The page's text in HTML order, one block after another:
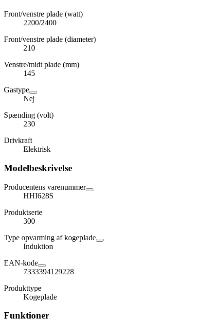
Front/venstre plade (watt)
2200/2400
Front/venstre plade (diameter)
210
Venstre/midt plade (mm)
145
Gastype
Nej
Spænding (volt)
230
Drivkraft
Elektrisk
Modelbeskrivelse
Producentens varenummer
HHI628S
Produktserie
300
Type opvarming af kogeplade
Induktion
EAN-kode
7333394129228
Produkttype
Kogeplade
Funktioner